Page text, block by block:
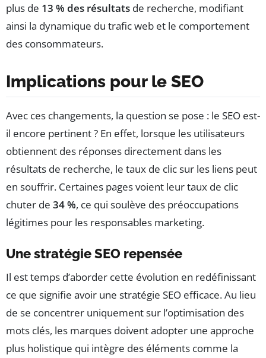
plus de 13 % des résultats de recherche, modifiant
ainsi la dynamique du trafic web et le comportement
des consommateurs.
Implications pour le SEO
Avec ces changements, la question se pose : le SEO est-
il encore pertinent ? En effet, lorsque les utilisateurs
obtiennent des réponses directement dans les
résultats de recherche, le taux de clic sur les liens peut
en souffrir. Certaines pages voient leur taux de clic
chuter de 34 %, ce qui soulève des préoccupations
légitimes pour les responsables marketing.
Une stratégie SEO repensée
Il est temps d’aborder cette évolution en redéfinissant
ce que signifie avoir une stratégie SEO efficace. Au lieu
de se concentrer uniquement sur l’optimisation des
mots clés, les marques doivent adopter une approche
plus holistique qui intègre des éléments comme la